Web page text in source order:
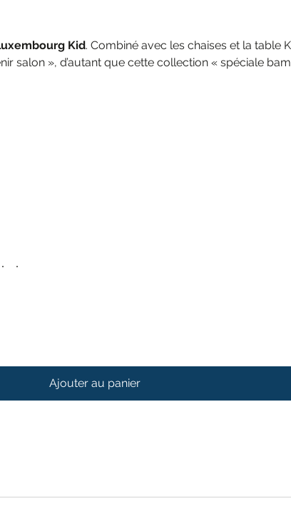
Kid. Combiné avec les chaises et la table
salon », d’autant que cette collection « spéciale
Ajouter au panier